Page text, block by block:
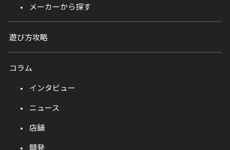
メーカーから探す
遊び方攻略
コラム
インタビュー
ニュース
店舗
開発